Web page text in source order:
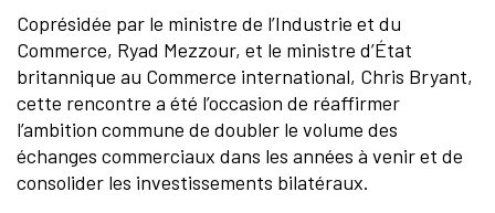
Coprésidée par le ministre de l’Industrie et du
Commerce, Ryad Mezzour, et le ministre d’État
britannique au Commerce international, Chris Bryant,
cette rencontre a été l’occasion de réaffirmer
l’ambition commune de doubler le volume des
échanges commerciaux dans les années à venir et de
consolider les investissements bilatéraux.